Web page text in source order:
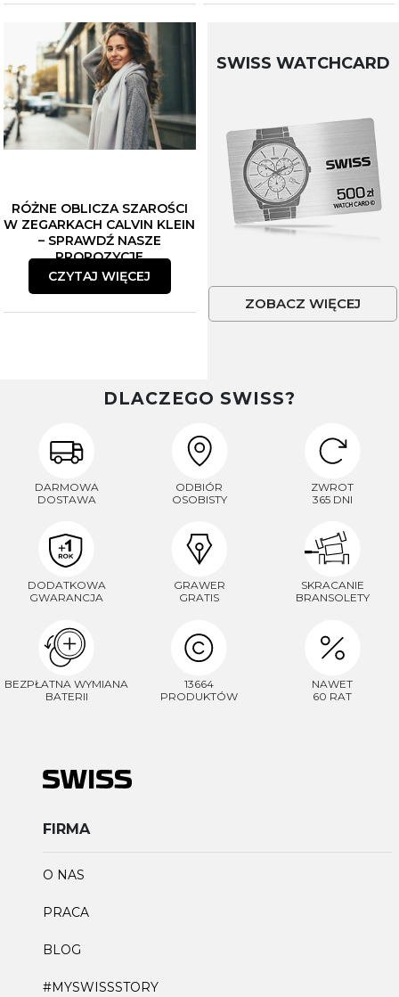
RÓŻNE OBLICZA SZAROŚCI
W ZEGARKACH CALVIN KLEIN
– SPRAWDŹ NASZE
PROPOZYCJE
CZYTAJ WIĘCEJ
SWISS WATCHCARD
ZOBACZ WIĘCEJ
DLACZEGO SWISS?
DARMOWA
DOSTAWA
ODBIÓR
OSOBISTY
ZWROT
365 DNI
DODATKOWA
GWARANCJA
GRAWER
GRATIS
SKRACANIE
BRANSOLETY
BEZPŁATNA WYMIANA
BATERII
13664
PRODUKTÓW
NAWET
60 RAT
FIRMA
O NAS
PRACA
BLOG
#MYSWISSSTORY